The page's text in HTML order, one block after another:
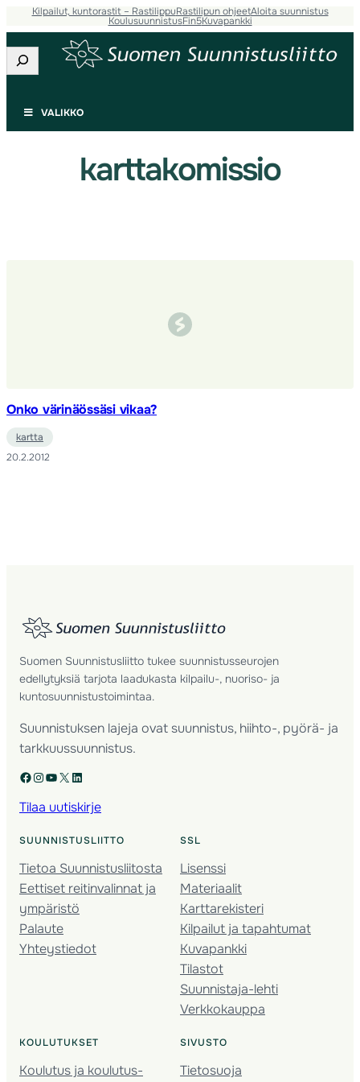
Siirry
sisältöön
Kilpailut, kuntorastit – RastilippuRastilipun ohjeetAloita suunnistus
KoulusuunnistusFin5Kuvapankki
Etsi
VALIKKO
karttakomissio
Onko värinäössäsi vikaa?
kartta
20.2.2012
Suomen Suunnistusliitto tukee suunnistusseurojen
edellytyksiä tarjota laadukasta kilpailu-, nuoriso- ja
kuntosuunnistustoimintaa.
Suunnistuksen lajeja ovat suunnistus, hiihto-, pyörä- ja
tarkkuussuunnistus.
Facebook Instagram YouTube X LinkedIn
Tilaa uutiskirje
SUUNNISTUSLIITTO
Tietoa Suunnistusliitosta
Eettiset reitinvalinnat ja
ympäristö
Palaute
Yhteystiedot
SSL
Lisenssi
Materiaalit
Karttarekisteri
Kilpailut ja tapahtumat
Kuvapankki
Tilastot
Suunnistaja-lehti
Verkkokauppa
KOULUTUKSET
Koulutus ja koulutus­
SIVUSTO
Tietosuoja